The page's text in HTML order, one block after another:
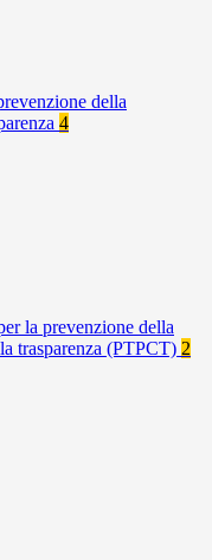
della
4
la prevenzione della
trasparenza (PTPCT) 2